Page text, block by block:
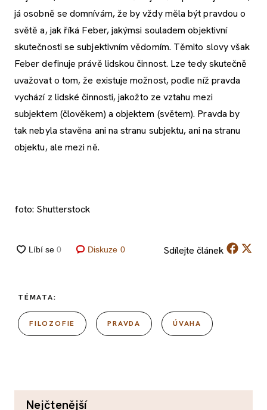
já osobně se domnívám, že by vždy měla být pravdou o
světě a, jak říká Feber, jakýmsi souladem objektivní
skutečnosti se subjektivním vědomím. Těmito slovy však
Feber definuje právě lidskou činnost. Lze tedy skutečně
uvažovat o tom, že existuje možnost, podle níž pravda
vychází z lidské činnosti, jakožto ze vztahu mezi
subjektem (člověkem) a objektem (světem). Pravda by
tak nebyla stavěna ani na stranu subjektu, ani na stranu
objektu, ale mezi ně.
foto: Shutterstock
Diskuze 0 Sdílejte článek
TÉMATA:
FILOZOFIE PRAVDA ÚVAHA
nejčtenější